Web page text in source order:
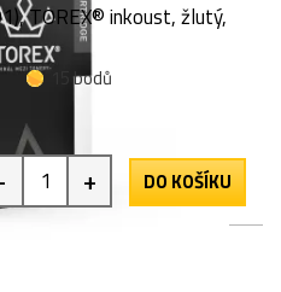
TOREX® inkoust, žlutý,
15 bodů
+ DO KOŠÍKU